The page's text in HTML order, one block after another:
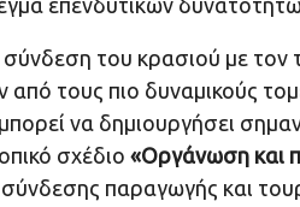
επενδυτικών
του κρασιού με τον
τους πιο δυναμικούς
να δημιουργήσει
σχέδιο «Οργάνωση και
παραγωγής και